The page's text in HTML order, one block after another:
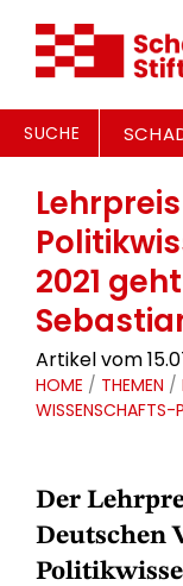
SUCHE
Lehrpreis
2021
Artikel vom
HOME / THEMEN /
WISSENSCHAFTS-
Der
Deutschen